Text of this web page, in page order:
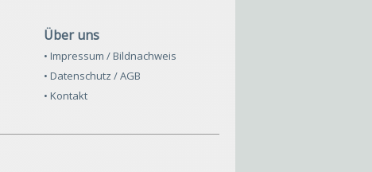
Über uns
• Impressum / Bildnachweis
• Datenschutz / AGB
• Kontakt